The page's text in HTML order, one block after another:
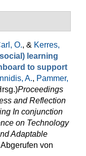
O., & Kerres,
learning
to support
A., Pammer,
)Proceedings
and Reflection
In conjunction
on Technology
Adaptable
von